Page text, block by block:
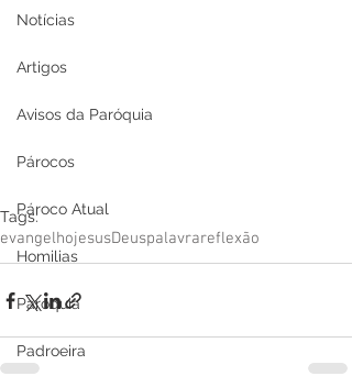
Notícias
Artigos
Avisos da Paróquia
Párocos
Pároco Atual
Homilias
Paróquia
Padroeira
Tags:
evangelhojesusDeuspalavrareflexão